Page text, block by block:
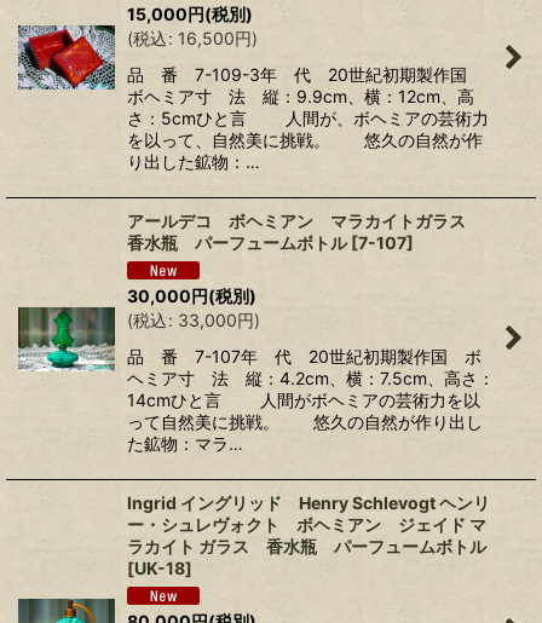
15,000円(税別)
(税込: 16,500円)
品 番 7-109-3年 代 20世紀初期製作国
ボヘミア寸 法 縦：9.9cm、横：12cm、高
さ：5cmひと言 人間が、ボヘミアの芸術力
を以って、自然美に挑戦。 悠久の自然が作
り出した鉱物：…
アールデコ ボヘミアン マラカイトガラス
香水瓶 パーフュームボトル [7-107]
30,000円(税別)
(税込: 33,000円)
品 番 7-107年 代 20世紀初期製作国 ボ
ヘミア寸 法 縦：4.2cm、横：7.5cm、高さ：
14cmひと言 人間がボヘミアの芸術力を以
って自然美に挑戦。 悠久の自然が作り出し
た鉱物：マラ…
Ingrid イングリッド Henry Schlevogt ヘンリ
ー・シュレヴォクト ボヘミアン ジェイド マ
ラカイト ガラス 香水瓶 パーフュームボトル
[UK-18]